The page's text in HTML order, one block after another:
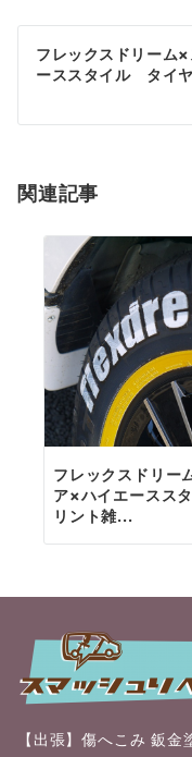
ビ
ゲ
シ
ン
フレックスドリーム
ーススタイル タイ
関連記事
フレックスドリー
ア×ハイエースス
リント雑...
【出張】傷へこみ 鈑